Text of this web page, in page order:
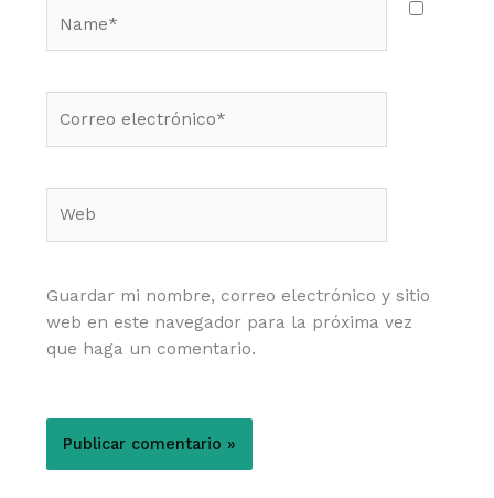
electrónico*
Guardar mi nombre, correo electrónico y sitio
web en este navegador para la próxima vez
que haga un comentario.